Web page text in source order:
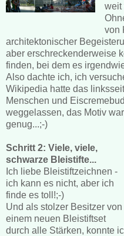
weit
von
architektonischer
aber erschreckenderweise
finden, bei dem es
Also dachte ich, ich
Wikipedia hatte das
Menschen und
weggelassen, das Motiv
genug...;-)
Schritt 2: Viele, viele,
schwarze Bleistifte...
Ich liebe Bleistiftzeichnen -
ich kann es nicht, aber ich
finde es toll!;-)
Und als stolzer Besitzer von
einem neuen Bleistiftset
durch alle Stärken, konnte